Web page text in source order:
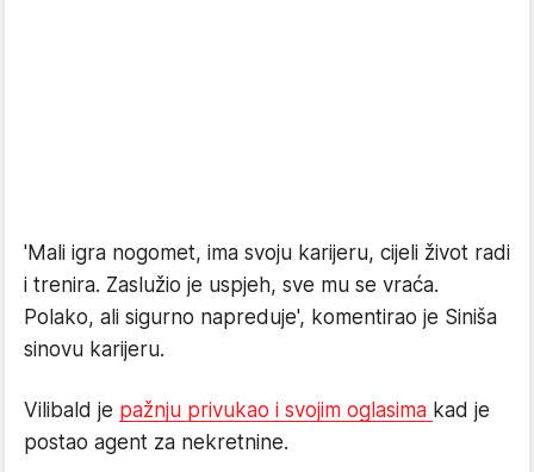
'Mali igra nogomet, ima svoju karijeru, cijeli život radi
i trenira. Zaslužio je uspjeh, sve mu se vraća.
Polako, ali sigurno napreduje', komentirao je Siniša
sinovu karijeru.
Vilibald je pažnju privukao i svojim oglasima kad je
postao agent za nekretnine.